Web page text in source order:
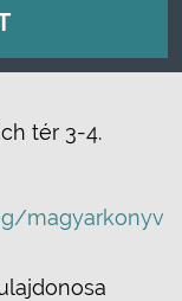
tér 3-4.
magyarkonyv